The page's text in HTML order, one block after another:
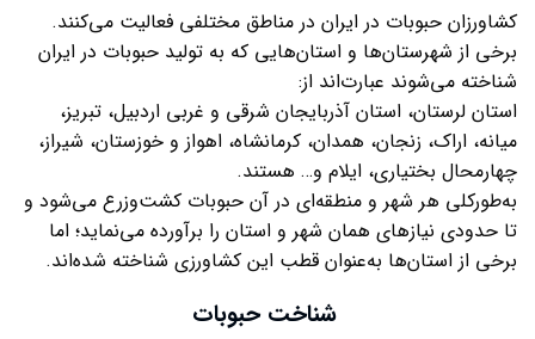
کشاورزان حبوبات در ایران در مناطق مختلفی فعالیت می‌کنند.
برخی از شهرستان‌ها و استان‌هایی که به تولید حبوبات در ایران
شناخته می‌شوند عبارت‌اند از:
استان لرستان، استان آذربایجان شرقی و غربی اردبیل، تبریز،
میانه، اراک، زنجان، همدان، کرمانشاه، اهواز و خوزستان، شیراز،
چهارمحال بختیاری، ایلام و… هستند.
به‌طورکلی هر شهر و منطقه‌ای در آن حبوبات کشت‌وزرع می‌شود و
تا حدودی نیازهای همان شهر و استان را برآورده می‌نماید؛ اما
برخی از استان‌ها به‌عنوان قطب این کشاورزی شناخته شده‌اند.
شناخت حبوبات